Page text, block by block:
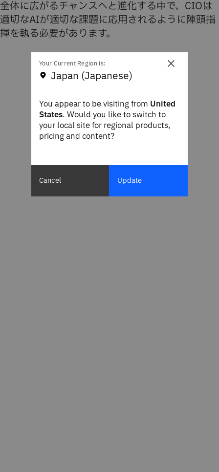
全体に広がるチャンスへと進化する中で、CIOは
適切なAIが適切な課題に応用されるように陣頭指
揮を執る必要があります。
×
Your Current Region is:
Japan (Japanese)
You appear to be visiting from United
States. Would you like to switch to
your local site for regional products,
pricing and content?
Cancel Update